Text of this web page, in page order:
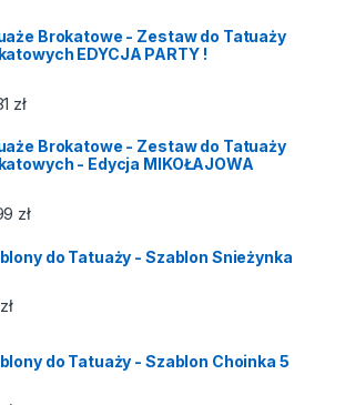
Brokatowe - Zestaw do Tatuaży
EDYCJA PARTY !
zł
Brokatowe - Zestaw do Tatuaży
- Edycja MIKOŁAJOWA
zł
do Tatuaży - Szablon Snieżynka
zł
do Tatuaży - Szablon Choinka 5